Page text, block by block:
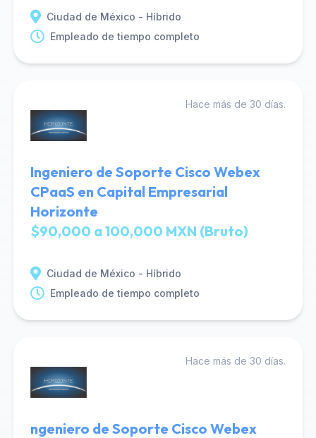
Ciudad de México - Híbrido
Empleado de tiempo completo
Hace más de 30 días.
Ingeniero de Soporte Cisco Webex
CPaaS en Capital Empresarial
Horizonte
$90,000 a 100,000 MXN (Bruto)
Ciudad de México - Híbrido
Empleado de tiempo completo
Hace más de 30 días.
ngeniero de Soporte Cisco Webex